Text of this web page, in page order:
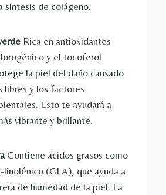
síntesis de colágeno.
Rica en antioxidantes
y el tocoferol
la piel del daño causado
libres y los factores
Esto te ayudará a
vibrante y brillante.
Contiene ácidos grasos como
linolénico (GLA), que ayuda a
de humedad de la piel. La